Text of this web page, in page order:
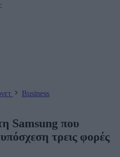
Business
Samsung που
τρεις φορές